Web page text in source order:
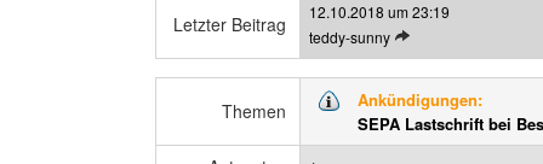
r
g
n
z
Letzter Beitrag
12.10.2018 um 23:19
teddy-sunny L
e
t
z
t
Themen
Ankündigungen:
SEPA Lastschrift bei